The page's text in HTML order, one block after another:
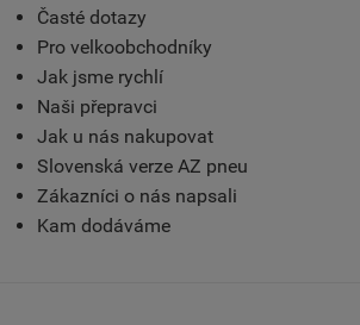
Časté dotazy
Pro velkoobchodníky
Jak jsme rychlí
Naši přepravci
Jak u nás nakupovat
Slovenská verze AZ pneu
Zákazníci o nás napsali
Kam dodáváme